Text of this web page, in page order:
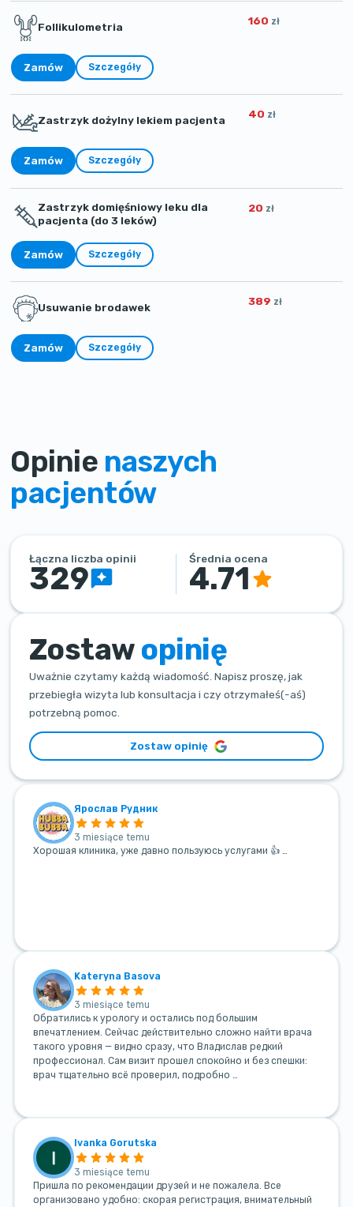
Follikulometria 160 zł
Zamów Szczegóły
Zastrzyk dożylny lekiem pacjenta 40 zł
Zamów Szczegóły
Zastrzyk domięśniowy leku dla
pacjenta (do 3 leków)
20 zł
Zamów Szczegóły
Usuwanie brodawek 389 zł
Zamów Szczegóły
Opinie naszych
pacjentów
Łączna liczba opinii
329
Średnia ocena
4.71
Zostaw opinię
Uważnie czytamy każdą wiadomość. Napisz proszę, jak
przebiegła wizyta lub konsultacja i czy otrzymałeś(-aś)
potrzebną pomoc.
Zostaw opinię
Ярослав Рудник
3 miesiące temu
Хорошая клиника, уже давно пользуюсь услугами 👍 …
Kateryna Basova
3 miesiące temu
Обратились к урологу и остались под большим
впечатлением. Сейчас действительно сложно найти врача
такого уровня — видно сразу, что Владислав редкий
профессионал. Сам визит прошел спокойно и без спешки:
врач тщательно всё проверил, подробно …
Ivanka Gorutska
3 miesiące temu
Пришла по рекомендации друзей и не пожалела. Все
организовано удобно: скорая регистрация, внимательный